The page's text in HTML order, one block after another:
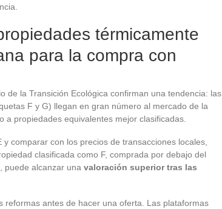
térmicamente
para la compra con
de la Transición Ecológica confirman una tendencia: las
F y G) llegan en gran número al mercado de la
a propiedades equivalentes mejor clasificadas.
comparar con los precios de transacciones locales,
clasificada como F, comprada por debajo del
puede alcanzar una valoración superior tras las
reformas antes de hacer una oferta. Las plataformas